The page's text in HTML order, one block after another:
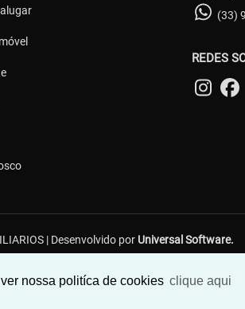
nossa politíca de cookies clique aqui
(33)
REDES
| Desenvolvido por Universal Software.